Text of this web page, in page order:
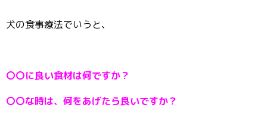
犬の食事療法でいうと、
〇〇に良い食材は何ですか？
〇〇な時は、何をあげたら良いですか？